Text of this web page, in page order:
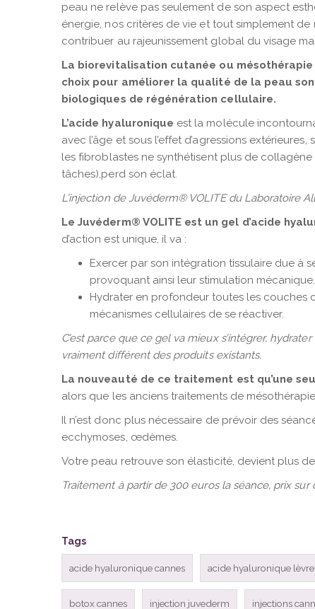
peau ne relève pas seulement de son aspect
énergie, nos critères de vie et tout simplement
contribuer au rajeunissement global du visage
La biorevitalisation cutanée ou
choix pour améliorer la qualité de la peau
biologiques de régénération cellulaire.
L’acide hyaluronique est la molécule
avec l’âge et sous l’effet d’agressions
les fibroblastes ne synthétisent plus de collagène
tâches),perd son éclat.
L’injection de Juvéderm® VOLITE du Laboratoire
Le Juvéderm® VOLITE est un gel d’acide
d’action est unique, il va :
Exercer par son intégration tissulaire due à
provoquant ainsi leur stimulation mécanique.
Hydrater en profondeur toutes les couches
mécanismes cellulaires de se réactiver.
C’est parce que ce gel va mieux s’intégrer,
vraiment différent des produits existants.
La nouveauté de ce traitement est qu’une
alors que les anciens traitements de
Il n’est donc plus nécessaire de prévoir des
ecchymoses, œdèmes.
Votre peau retrouve son élasticité, devient plus
Traitement à partir de 300 euros la séance, prix sur
Tags
acide hyaluronique cannes acide hyaluronique
botox cannes injection juvederm injections